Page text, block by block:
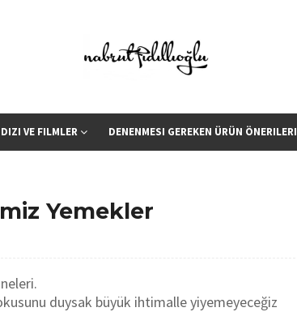
DIZI VE FILMLER DENENMESI GEREKEN ÜRÜN ÖNERILERI
Yemekler
duysak büyük ihtimalle yiyemeyeceğiz